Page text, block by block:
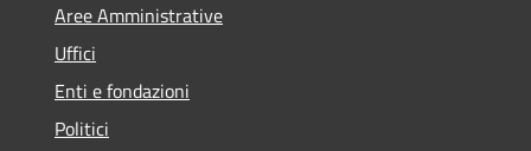
Aree Amministrative
Uffici
Enti e fondazioni
Politici